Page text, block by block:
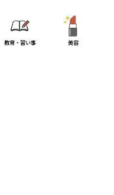
教育・習い事 美容